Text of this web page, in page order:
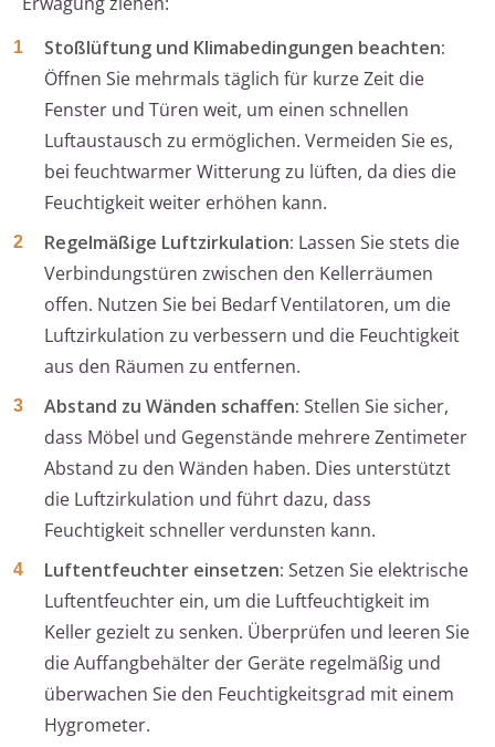
Stoßlüftung und Klimabedingungen beachten:
Öffnen Sie mehrmals täglich für kurze Zeit die
Fenster und Türen weit, um einen schnellen
Luftaustausch zu ermöglichen. Vermeiden Sie es,
bei feuchtwarmer Witterung zu lüften, da dies die
Feuchtigkeit weiter erhöhen kann.
Regelmäßige Luftzirkulation: Lassen Sie stets die
Verbindungstüren zwischen den Kellerräumen
offen. Nutzen Sie bei Bedarf Ventilatoren, um die
Luftzirkulation zu verbessern und die Feuchtigkeit
aus den Räumen zu entfernen.
Abstand zu Wänden schaffen: Stellen Sie sicher,
dass Möbel und Gegenstände mehrere Zentimeter
Abstand zu den Wänden haben. Dies unterstützt
die Luftzirkulation und führt dazu, dass
Feuchtigkeit schneller verdunsten kann.
Luftentfeuchter einsetzen: Setzen Sie elektrische
Luftentfeuchter ein, um die Luftfeuchtigkeit im
Keller gezielt zu senken. Überprüfen und leeren Sie
die Auffangbehälter der Geräte regelmäßig und
überwachen Sie den Feuchtigkeitsgrad mit einem
Hygrometer.